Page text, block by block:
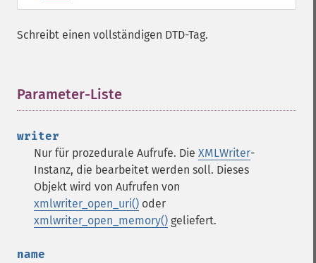
Schreibt einen vollständigen DTD-Tag.
Parameter-Liste
writer
Nur für prozedurale Aufrufe. Die XMLWriter-
Instanz, die bearbeitet werden soll. Dieses
Objekt wird von Aufrufen von
xmlwriter_open_uri() oder
xmlwriter_open_memory() geliefert.
name